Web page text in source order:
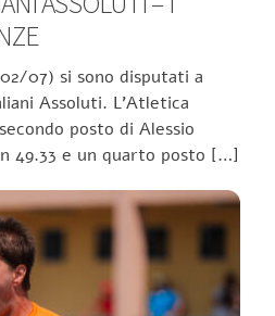
07) si sono disputati a
Assoluti. L’Atletica
posto di Alessio
49.33 e un quarto posto […]